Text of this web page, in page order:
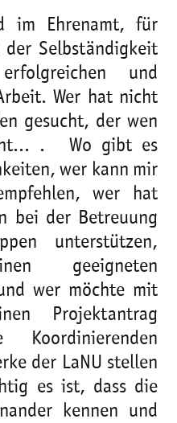
im Ehrenamt, für
Selbständigkeit
und
Wer hat nicht
gesucht, der wen
. Wo gibt es
wer kann mir
wer hat
bei der Betreuung
unterstützen,
geeigneten
wer möchte mit
Projektantrag
der LaNU stellen
es ist, dass die
kennen und